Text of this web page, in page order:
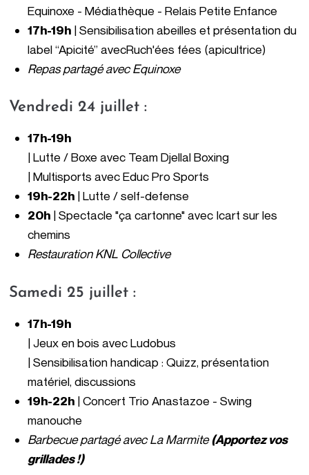
Equinoxe - Médiathèque - Relais Petite Enfance
17h-19h|Sensibilisation abeilles et présentation du
label “Apicité” avecRuch'ées fées (apicultrice)
Repas partagé avecEquinoxe
Vendredi 24 juillet :
17h-19h
| Lutte / Boxe avec Team Djellal Boxing
| Multisports avec Educ Pro Sports
19h-22h| Lutte / self-defense
20h| Spectacle "ça cartonne" avec Icart sur les
chemins
Restauration KNL Collective
Samedi 25 juillet :
17h-19h
|Jeux en bois avecLudobus
| Sensibilisation handicap : Quizz, présentation
matériel, discussions
19h-22h|Concert Trio Anastazoe - Swing
manouche
Barbecue partagéavecLa Marmite(Apportez vos
grillades !)